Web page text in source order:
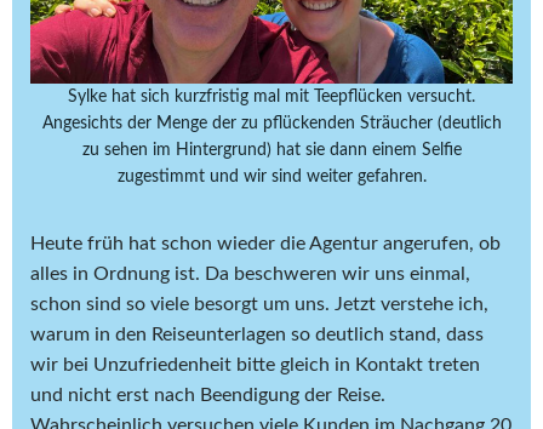
Sylke hat sich kurzfristig mal mit Teepflücken versucht.
Angesichts der Menge der zu pflückenden Sträucher (deutlich
zu sehen im Hintergrund) hat sie dann einem Selfie
zugestimmt und wir sind weiter gefahren.
Heute früh hat schon wieder die Agentur angerufen, ob
alles in Ordnung ist. Da beschweren wir uns einmal,
schon sind so viele besorgt um uns. Jetzt verstehe ich,
warum in den Reiseunterlagen so deutlich stand, dass
wir bei Unzufriedenheit bitte gleich in Kontakt treten
und nicht erst nach Beendigung der Reise.
Wahrscheinlich versuchen viele Kunden im Nachgang 20